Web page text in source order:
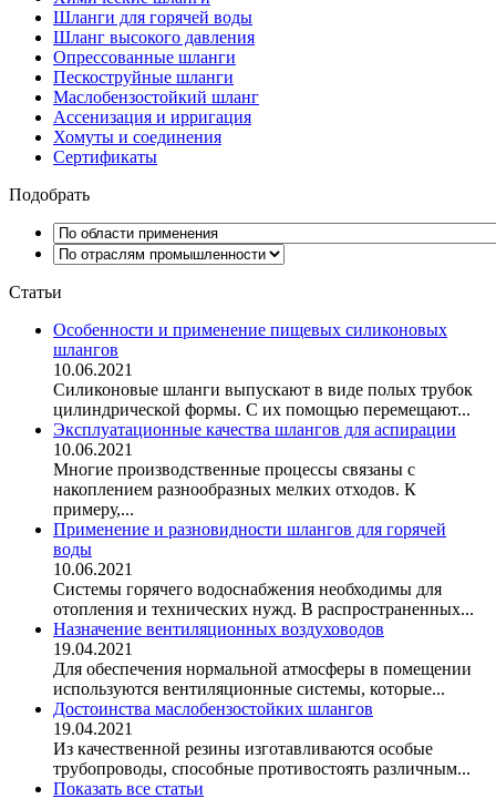
Шланги для горячей воды
Шланг высокого давления
Опрессованные шланги
Пескоструйные шланги
Маслобензостойкий шланг
Ассенизация и ирригация
Хомуты и соединения
Сертификаты
Подобрать
Статьи
Особенности и применение пищевых силиконовых
шлангов
10.06.2021
Силиконовые шланги выпускают в виде полых трубок
цилиндрической формы. С их помощью перемещают...
Эксплуатационные качества шлангов для аспирации
10.06.2021
Многие производственные процессы связаны с
накоплением разнообразных мелких отходов. К
примеру,...
Применение и разновидности шлангов для горячей
воды
10.06.2021
Системы горячего водоснабжения необходимы для
отопления и технических нужд. В распространенных...
Назначение вентиляционных воздуховодов
19.04.2021
Для обеспечения нормальной атмосферы в помещении
используются вентиляционные системы, которые...
Достоинства маслобензостойких шлангов
19.04.2021
Из качественной резины изготавливаются особые
трубопроводы, способные противостоять различным...
Показать все статьи